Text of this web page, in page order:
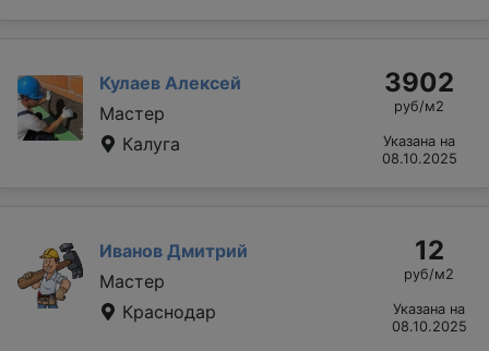
Кулаев Алексей
Мастер
Калуга
3902
руб/м2
Указана на
08.10.2025
Иванов Дмитрий
Мастер
Краснодар
12
руб/м2
Указана на
08.10.2025